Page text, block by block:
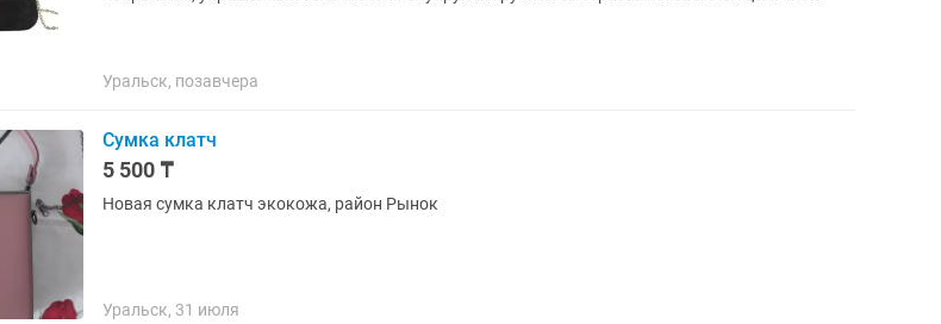
Уральск, позавчера
Сумка клатч
5 500 ₸
Новая сумка клатч экокожа, район Рынок
Уральск, 31 июля